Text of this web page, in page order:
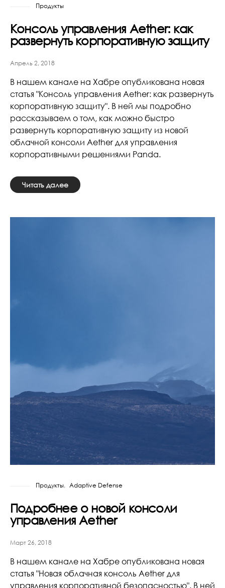
Продукты
Консоль управления Aether: как
развернуть корпоративную защиту
Апрель 2, 2018
В нашем канале на Хабре опубликована новая
статья "Консоль управления Aether: как развернуть
корпоративную защиту". В ней мы подробно
рассказываем о том, как можно быстро
развернуть корпоративную защиту из новой
облачной консоли Aether для управления
корпоративными решениями Panda.
Читать далее
Продукты Adaptive Defense
Подробнее о новой консоли
управления Aether
Март 26, 2018
В нашем канале на Хабре опубликована новая
статья "Новая облачная консоль Aether для
управления корпоративной безопасностью". В ней